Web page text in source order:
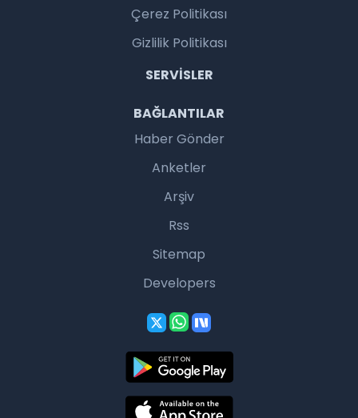
Çerez Politikası
Gizlilik Politikası
SERVISLER
BAĞLANTILAR
Haber Gönder
Anketler
Arşiv
Rss
Sitemap
Developers